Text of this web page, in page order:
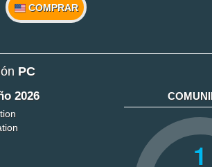
COMPRAR
PC
2026
1